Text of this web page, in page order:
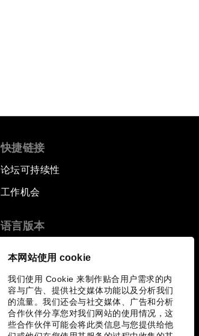
本网站使用 cookie
我们使用 Cookie 来制作贴合用户需求的内
容与广告、提供社交媒体功能以及分析我们
的流量。我们还会与社交媒体、广告和分析
合作伙伴分享您对我们网站的使用情况，这
些合作伙伴可能会将此类信息与您提供给他
快捷链接
论坛可持续性
工作机会
语言版本